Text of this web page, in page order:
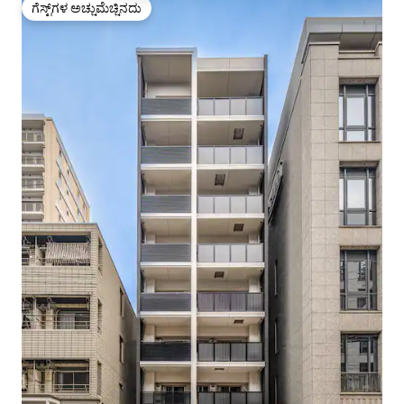
ಗೆಸ್ಟ್‌ಗಳ ಅಚ್ಚುಮೆಚ್ಚಿನದು
ಗೆಸ್ಟ್‌ಗಳ ಅಚ್ಚುಮೆಚ್ಚಿನದು